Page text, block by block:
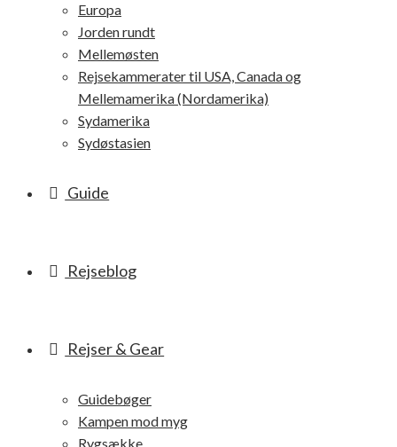
Europa
Jorden rundt
Mellemøsten
Rejsekammerater til USA, Canada og
Mellemamerika (Nordamerika)
Sydamerika
Sydøstasien
Guide
Rejseblog
Rejser & Gear
Guidebøger
Kampen mod myg
Rygsække